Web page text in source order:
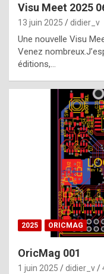
Visu Meet 2025
13 juin 2025 didier_v
Une nouvelle Visu
Venez
éditions,…
2025 ORICMAG
OricMag 001
1 juin 2025 didier_v